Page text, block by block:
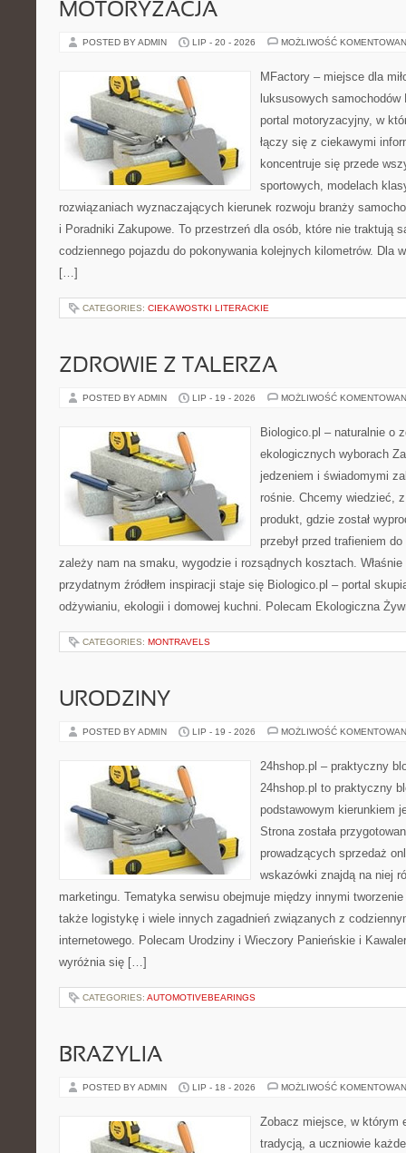
MOTORYZACJA
POSTED BY ADMIN LIP - 20 - 2026 MOŻLIWOŚĆ
MFactory – miejsce dla
luksusowych
portal motoryzacyjny, w
łączy się z ciekawymi
koncentruje się przede
sportowych, modelach
rozwiązaniach wyznaczających kierunek rozwoju branży
i Poradniki Zakupowe. To przestrzeń dla osób, które nie traktują
codziennego pojazdu do pokonywania kolejnych kilometrów. Dla
[…]
CATEGORIES: CIEKAWOSTKI LITERACKIE
ZDROWIE Z TALERZA
POSTED BY ADMIN LIP - 19 - 2026 MOŻLIWOŚĆ
Biologico.pl – naturalnie o
ekologicznych wyborach
jedzeniem i świadomymi
rośnie. Chcemy wiedzieć,
produkt, gdzie został
przebył przed trafieniem
zależy nam na smaku, wygodzie i rozsądnych kosztach.
przydatnym źródłem inspiracji staje się Biologico.pl – portal
odżywianiu, ekologii i domowej kuchni. Polecam Ekologiczna
CATEGORIES: MONTRAVELS
URODZINY
POSTED BY ADMIN LIP - 19 - 2026 MOŻLIWOŚĆ
24hshop.pl – praktyczny
24hshop.pl to praktyczny
podstawowym kierunkiem
Strona została
prowadzących sprzedaż
wskazówki znajdą na niej
marketingu. Tematyka serwisu obejmuje między innymi
także logistykę i wiele innych zagadnień związanych z
internetowego. Polecam Urodziny i Wieczory Panieńskie i
wyróżnia się […]
CATEGORIES: AUTOMOTIVEBEARINGS
BRAZYLIA
POSTED BY ADMIN LIP - 18 - 2026 MOŻLIWOŚĆ
Zobacz miejsce, w którym
tradycją, a uczniowie